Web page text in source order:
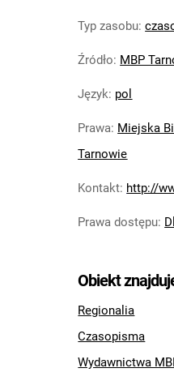
Typ zasobu:
Źródło: MBP
Język: pol
Prawa: Miejska
Tarnowie
Kontakt: http://
Prawa dostępu:
Obiekt
Regionalia
Czasopisma
Wydawnictwa